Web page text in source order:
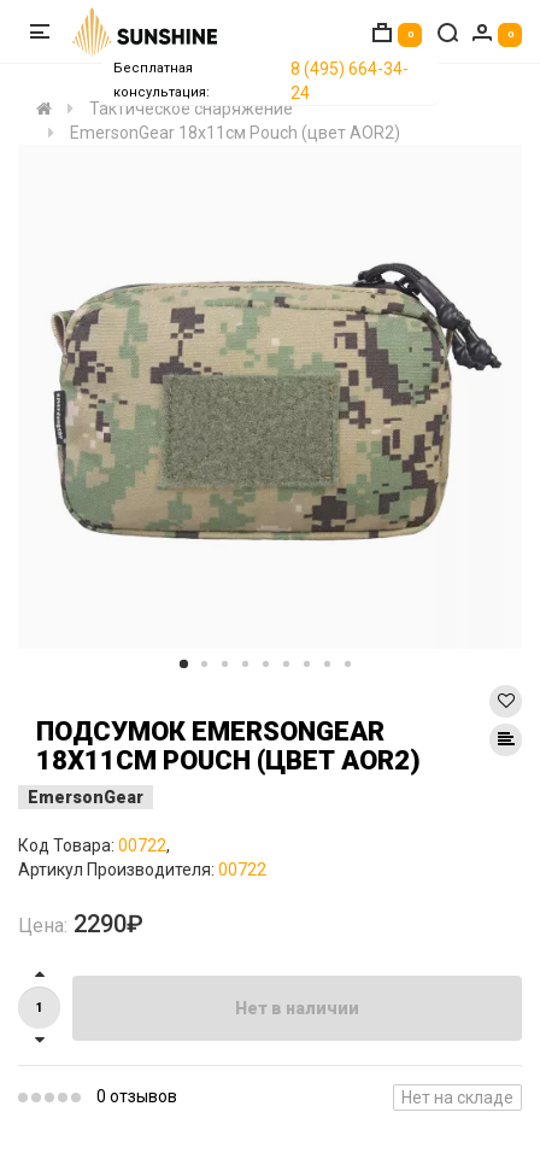
0 0
Бесплатная
консультация:
8 (495) 664-34-
24
Тактическое снаряжение
EmersonGear 18x11см Pouch (цвет AOR2)
ПОДСУМОК EMERSONGEAR
18X11СМ POUCH (ЦВЕТ AOR2)
EmersonGear
Код Товара: 00722,
Артикул Производителя: 00722
Цена: 2290₽
Нет в наличии
0 отзывов Нет на складе